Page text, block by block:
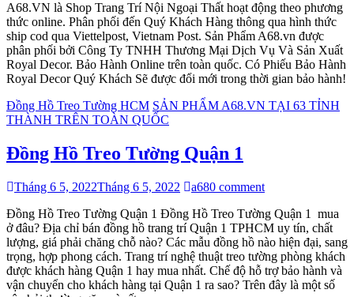
A68.VN là Shop Trang Trí Nội Ngoại Thất hoạt động theo phương
thức online. Phân phối đến Quý Khách Hàng thông qua hình thức
ship cod qua Viettelpost, Vietnam Post. Sản Phẩm A68.vn được
phân phối bởi Công Ty TNHH Thương Mại Dịch Vụ Và Sản Xuất
Royal Decor. Bảo Hành Online trên toàn quốc. Có Phiếu Bảo Hành
Royal Decor Quý Khách Sẽ được đổi mới trong thời gian bảo hành!
Đồng Hồ Treo Tường HCM SẢN PHẨM A68.VN TẠI 63 TỈNH
THÀNH TRÊN TOÀN QUỐC
Đồng Hồ Treo Tường Quận 1
Tháng 6 5, 2022Tháng 6 5, 2022 a680 comment
Đồng Hồ Treo Tường Quận 1 Đồng Hồ Treo Tường Quận 1 mua
ở đâu? Địa chỉ bán đồng hồ trang trí Quận 1 TPHCM uy tín, chất
lượng, giá phải chăng chỗ nào? Các mẫu đồng hồ nào hiện đại, sang
trọng, hợp phong cách. Trang trí nghệ thuật treo tường phòng khách
được khách hàng Quận 1 hay mua nhất. Chế độ hỗ trợ bảo hành và
vận chuyển cho khách hàng tại Quận 1 ra sao? Trên đây là một số